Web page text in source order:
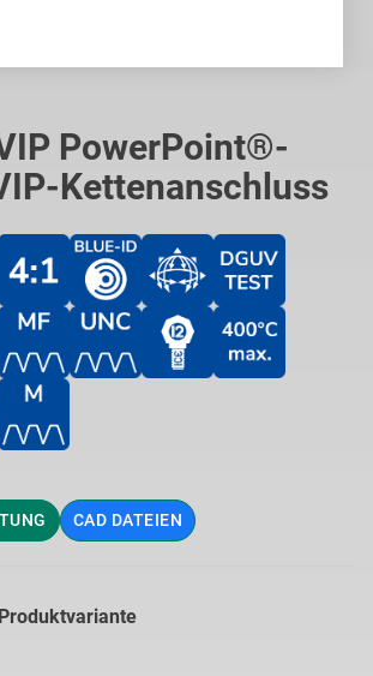
PowerPoint®-
Kettenanschluss
CAD DATEIEN